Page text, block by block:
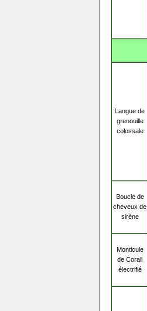
Langue de
grenouille
colossale
Boucle de
cheveux de
sirène
Monticule
de Corail
électrifié